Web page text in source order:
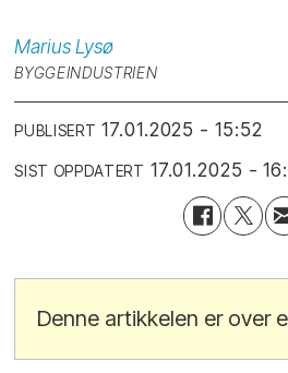
Marius Lysø
BYGGEINDUSTRIEN
PUBLISERT 17.01.2025 - 15:52
SIST OPPDATERT 17.01.2025 -
Denne artikkelen er over